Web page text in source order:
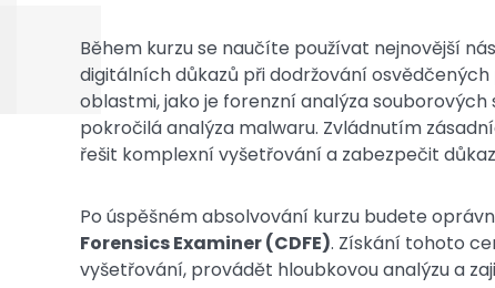
Během kurzu se naučíte používat nejnovější
digitálních důkazů při dodržování
oblastmi, jako je forenzní analýza
pokročilá analýza malwaru. Zvládnutím
řešit komplexní vyšetřování a zabezpečit
Po úspěšném absolvování kurzu budete
Forensics Examiner (CDFE). Získání tohoto
vyšetřování, provádět hloubkovou analýzu a